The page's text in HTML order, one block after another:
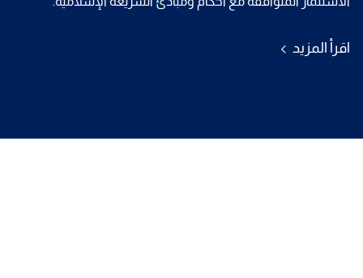
اقرأ المزيد